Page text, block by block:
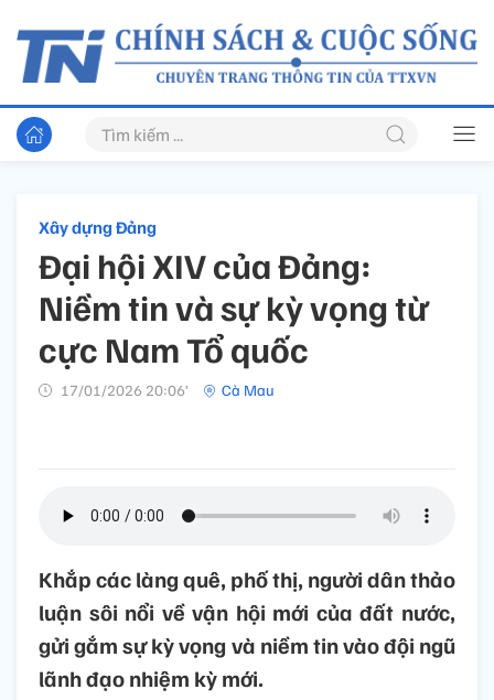
Xây dựng Đảng
Đại hội XIV của Đảng:
Niềm tin và sự kỳ vọng từ
cực Nam Tổ quốc
17/01/2026 20:06’ Cà Mau
Khắp các làng quê, phố thị, người dân thảo
luận sôi nổi về vận hội mới của đất nước,
gửi gắm sự kỳ vọng và niềm tin vào đội ngũ
lãnh đạo nhiệm kỳ mới.